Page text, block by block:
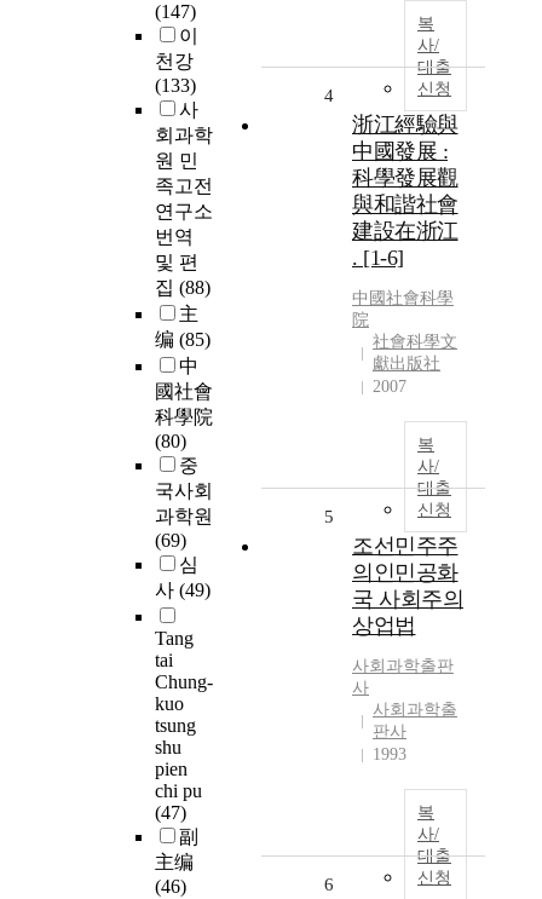
(147)
이
천강
(133)
사
회과학
원 민
족고전
연구소
번역
및 편
집 (88)
主
编 (85)
中
國社會
科學院
(80)
중
국사회
과학원
(69)
심
사 (49)
Tang
tai
Chung-
kuo
tsung
shu
pien
chi pu
(47)
副
主编
(46)
복
사/
대출
신청
4
浙江經驗與
中國發展 :
科學發展觀
與和諧社會
建設在浙江
. [1-6]
中國社會科學
院
社會科學文
獻出版社
2007
복
사/
대출
신청
5
조선민주주
의인민공화
국 사회주의
상업법
사회과학출판
사
사회과학출
판사
1993
복
사/
대출
신청
6